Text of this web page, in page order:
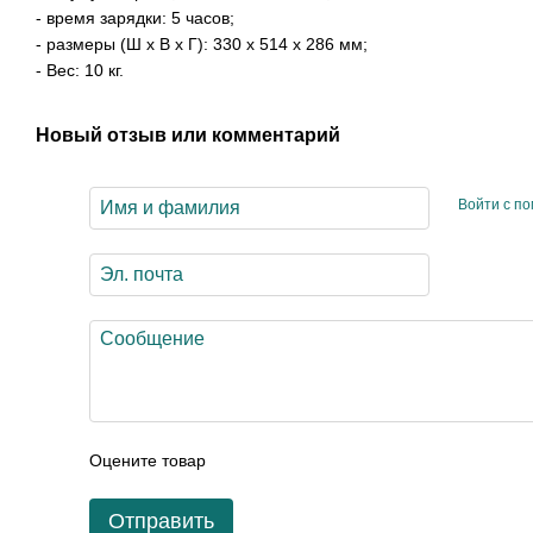
- время зарядки: 5 часов;
- размеры (Ш x В x Г): 330 x 514 x 286 мм;
- Вес: 10 кг.
Новый отзыв или комментарий
Войти с
Оцените товар
Отправить